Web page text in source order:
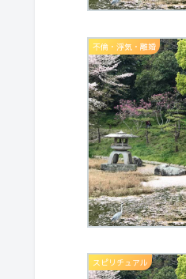
不倫・浮気・離婚
スピリチュアル